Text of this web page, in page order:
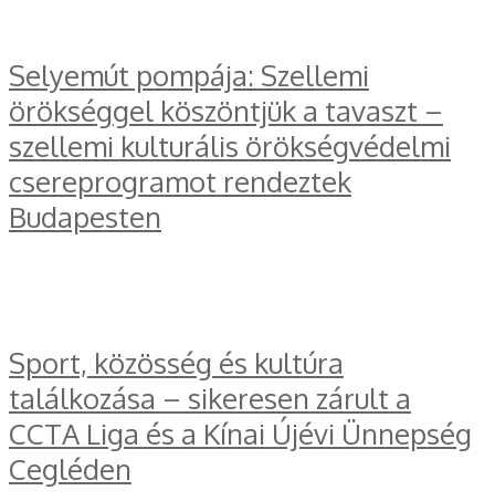
Selyemút pompája: Szellemi
örökséggel köszöntjük a tavaszt –
szellemi kulturális örökségvédelmi
csereprogramot rendeztek
Budapesten
Sport, közösség és kultúra
találkozása – sikeresen zárult a
CCTA Liga és a Kínai Újévi Ünnepség
Cegléden